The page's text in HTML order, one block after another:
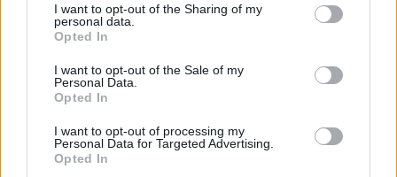
I want to opt-out of the Sharing of my
personal data.
Opted In
I want to opt-out of the Sale of my
Personal Data.
Opted In
I want to opt-out of processing my
Personal Data for Targeted Advertising.
Opted In